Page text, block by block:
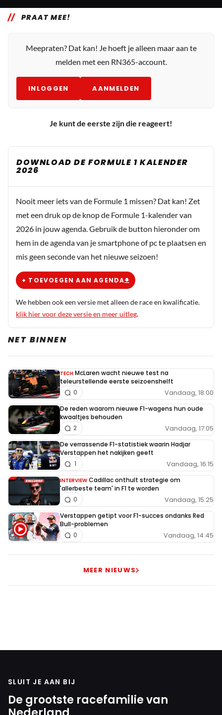
PRAAT MEE!
Meepraten? Dat kan! Je hoeft je alleen maar aan te
melden met een RN365-account.
INLOGGEN AANMELDEN
Je kunt de eerste zijn die reageert!
DOWNLOAD DE FORMULE 1 KALENDER
2026
Nooit meer iets van de Formule 1 missen? Dat kan! Zet
met een druk op de knop de Formule 1-kalender van
2026 in jouw agenda. Gebruik de button hieronder om
hem in de agenda van je smartphone of pc te plaatsen en
mis geen seconde van het nieuwe seizoen!
+ TOEVOEGEN AAN AGENDA
We hebben ook een versie met alleen de race en kwalificatie.
klik hier voor deze versie en meer uitleg.
NET BINNEN
TECH McLaren wacht nieuwe test na
teleurstellende eerste seizoenshelft
Vandaag, 18:00
0
De reden waarom nieuwe F1-wagens hun oude
kwaaltjes behouden
Vandaag, 17:05
2
De verrassende F1-statistiek waarin Hadjar
Verstappen het nakijken geeft
Vandaag, 16:15
1
INTERVIEW Cadillac onthult strategie om
'allerbeste team' in F1 te worden
Vandaag, 15:25
0
Verstappen getipt voor F1-succes ondanks Red
Bull-problemen
Vandaag, 14:45
0
MEER NIEUWS
SLUIT JE AAN BIJ
De grootste racefamilie van